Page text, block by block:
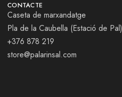
CONTACTE
Caseta de marxandatge
Pla de la Caubella (Estació de Pal)
+376 878 219
store@palarinsal.com